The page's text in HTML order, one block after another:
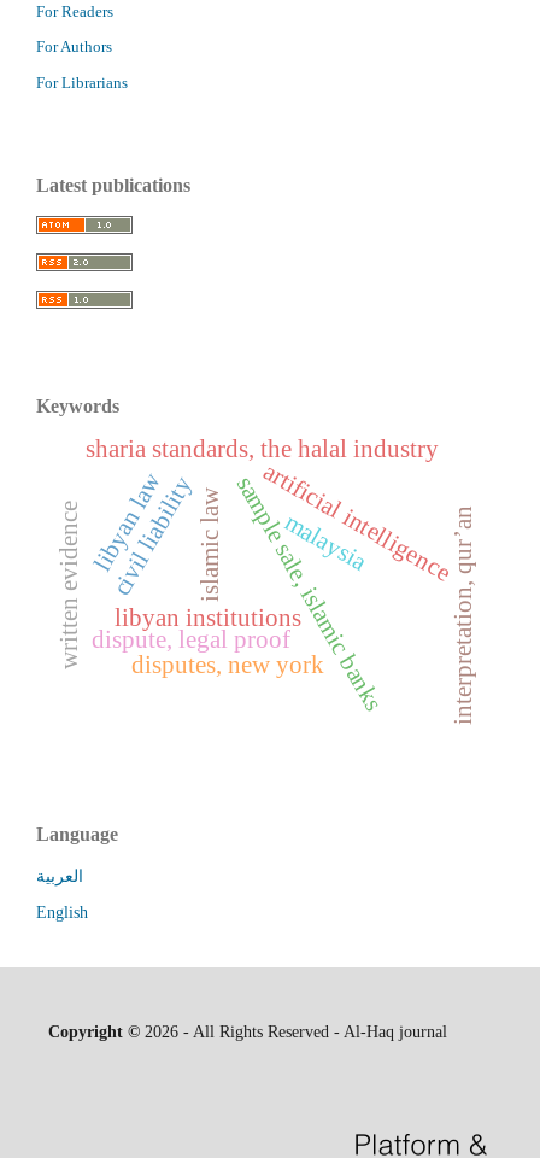
For Readers
For Authors
For Librarians
Latest publications
Keywords
sample sale, islamic banks
malaysia
sharia standards, the halal industry
libyan institutions
islamic law artificial intelligence
civil liability
libyan law
dispute, legal proof
written evidence interpretation, qur’an
disputes, new york
Language
العربية
English
Copyright ©2026 - All Rights Reserved - Al-Haq journal